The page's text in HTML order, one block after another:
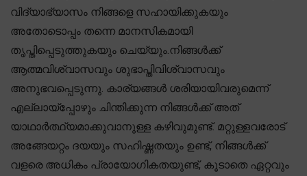
വിദ്യാഭ്യാസം നിങ്ങളെ സഹായിക്കുകയും
അതോടൊപ്പം തന്നെ മാനസികമായി
തൃപ്തിപ്പെടുത്തുകയും ചെയ്യും.നിങ്ങൾക്ക്
ആത്മവിശ്വാസവും ശുഭാപ്തിവിശ്വാസവും
അനുഭവപ്പെടുന്നു. കാര്യങ്ങൾ ശരിയായിവരുമെന്ന്
എല്ലായ്പ്പോഴും ചിന്തിക്കുന്ന നിങ്ങൾക്ക് അത്
യാഥാർത്ഥ്യമാക്കുവാനുള്ള കഴിവുമുണ്ട്. മറ്റുള്ളവരോട്
അങ്ങേയറ്റം ദയയും സഹിഷ്ണതയും ഉണ്ട്, നിങ്ങൾക്ക്
വളരെ അധികം പ്രായോഗികതയുണ്ട്, കൂടാതെ ഏറ്റവും